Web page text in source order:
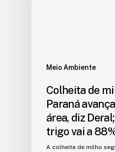
Meio Ambiente
Colheita de
Paraná
área, diz
trigo vai a
A colheita de milho